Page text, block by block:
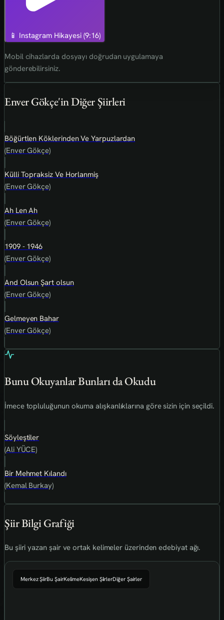
📱 Instagram Hikayesi (9:16)
Mobil cihazlarda dosyayı doğrudan uygulamaya
gönderebilirsiniz.
Enver Gökçe'in Diğer Şiirleri
Böğürtlen Köklerinden Ve Yarpuzlardan
(Enver Gökçe)
Külli Topraksiz Ve Horlanmiş
(Enver Gökçe)
Ah Len Ah
(Enver Gökçe)
1909 - 1946
(Enver Gökçe)
And Olsun Şart olsun
(Enver Gökçe)
Gelmeyen Bahar
(Enver Gökçe)
Bunu Okuyanlar Bunları da Okudu
İmece topluluğunun okuma alışkanlıklarına göre sizin için seçildi.
Söyleştiler
(Ali YÜCE)
Bir Mehmet Kılandı
(Kemal Burkay)
Şiir Bilgi Grafiği
Bu şiiri yazan şair ve ortak kelimeler üzerinden edebiyat ağı.
Merkez ŞiirBu ŞairKelimeKesişen ŞiirlerDiğer Şairler